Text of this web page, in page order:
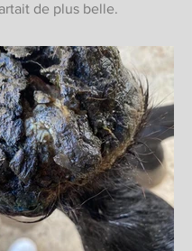
de plus belle.